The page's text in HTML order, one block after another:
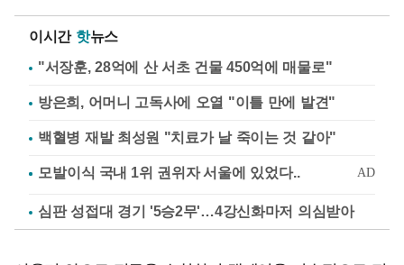
이시간 핫뉴스
"서장훈, 28억에 산 서초 건물 450억에 매물로"
방은희, 어머니 고독사에 오열 "이틀 만에 발견"
백혈병 재발 최성원 "치료가 날 죽이는 것 같아"
심판 성접대 경기 '5승2무'…4강신화마저 의심받아